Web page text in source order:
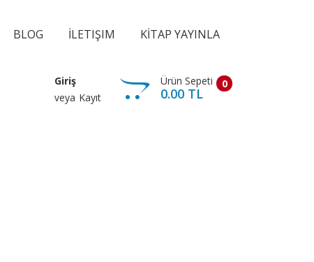
BLOG İLETIŞIM KİTAP YAYINLA
Giriş
veya Kayıt
0
Ürün Sepeti
0.00 TL